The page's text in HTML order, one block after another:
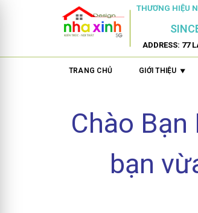
THƯƠNG HIỆU
ADDRESS: 77
TRANG CHỦ GIỚI THIỆU
Chào
bạn